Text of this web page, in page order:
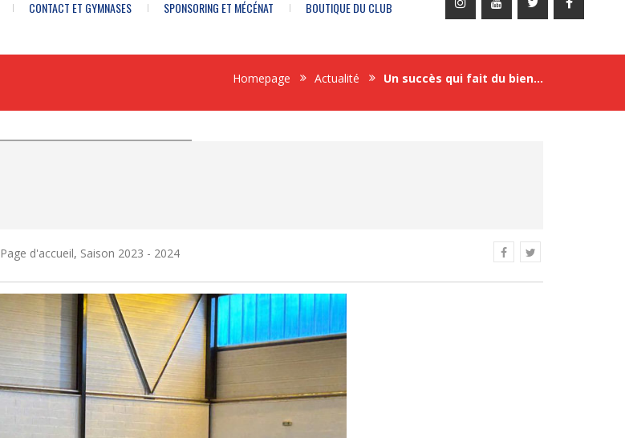
CONTACT ET GYMNASES SPONSORING ET MÉCÉNAT BOUTIQUE DU CLUB
Homepage Actualité Un succès qui fait du bien…
Page d'accueil, Saison 2023 - 2024